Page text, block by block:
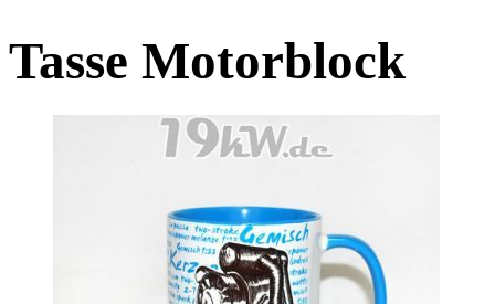
Tasse Motorblock